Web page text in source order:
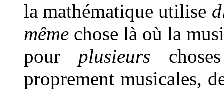
la mathématique utilise
même chose là où la
pour plusieurs
proprement musicales,